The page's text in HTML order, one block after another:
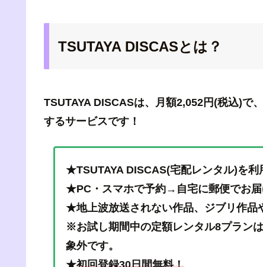
TSUTAYA DISCASとは？
TSUTAYA DISCASは、月額2,052円(税込)で
するサービスです！
★TSUTAYA DISCAS(宅配レンタル)を利
★PC・スマホで予約→自宅に郵便でお
★地上波放送されない作品、ジブリ作品
※お試し期間中の定額レンタル8プラン
象外です。